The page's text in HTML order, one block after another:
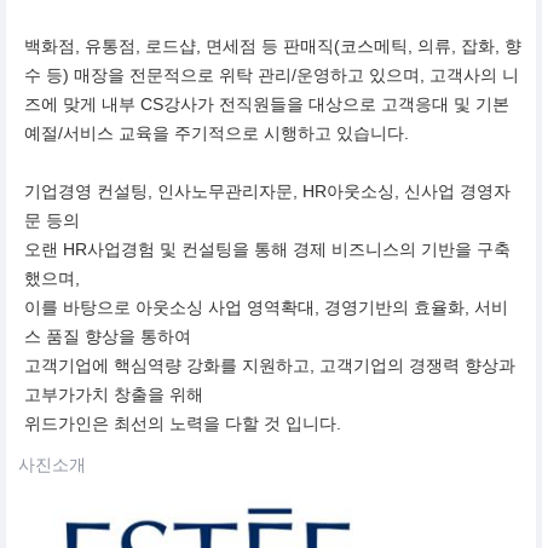
백화점, 유통점, 로드샵, 면세점 등 판매직(코스메틱, 의류, 잡화, 향
수 등) 매장을 전문적으로 위탁 관리/운영하고 있으며, 고객사의 니
즈에 맞게 내부 CS강사가 전직원들을 대상으로 고객응대 및 기본
예절/서비스 교육을 주기적으로 시행하고 있습니다.
기업경영 컨설팅, 인사노무관리자문, HR아웃소싱, 신사업 경영자
문 등의
오랜 HR사업경험 및 컨설팅을 통해 경제 비즈니스의 기반을 구축
했으며,
이를 바탕으로 아웃소싱 사업 영역확대, 경영기반의 효율화, 서비
스 품질 향상을 통하여
고객기업에 핵심역량 강화를 지원하고, 고객기업의 경쟁력 향상과
고부가가치 창출을 위해
위드가인은 최선의 노력을 다할 것 입니다.
사진소개